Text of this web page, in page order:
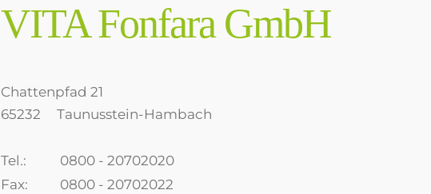
VITA Fonfara GmbH
Chattenpfad 21
65232
Taunusstein-Hambach
Tel.:
0800 - 20702020
Fax:
0800 - 20702022